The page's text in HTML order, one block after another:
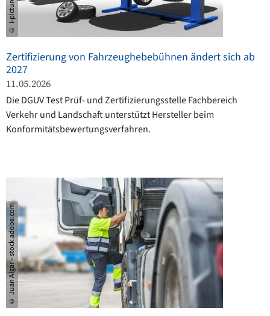
Zertifizierung von Fahrzeughebebühnen ändert sich ab
2027
11.05.2026
Die DGUV Test Prüf- und Zertifizierungsstelle Fachbereich
Verkehr und Landschaft unterstützt Hersteller beim
Konformitätsbewertungsverfahren.
© Juan Algar – stock.adobe.com